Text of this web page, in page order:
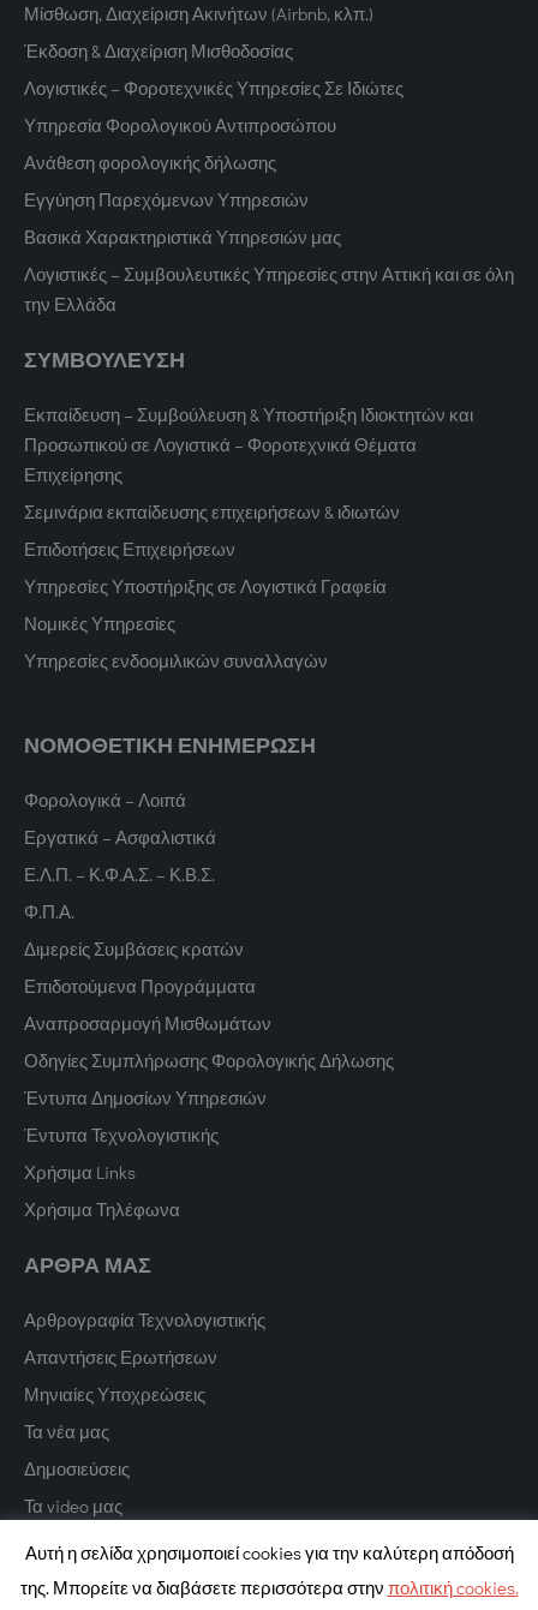
Μίσθωση, Διαχείριση Ακινήτων (Airbnb, κλπ.)
Έκδοση & Διαχείριση Μισθοδοσίας
Λογιστικές – Φοροτεχνικές Υπηρεσίες Σε Ιδιώτες
Υπηρεσία Φορολογικού Αντιπροσώπου
Ανάθεση φορολογικής δήλωσης
Εγγύηση Παρεχόμενων Υπηρεσιών
Βασικά Χαρακτηριστικά Υπηρεσιών μας
Λογιστικές – Συμβουλευτικές Υπηρεσίες στην Αττική και σε όλη
την Ελλάδα
ΣΥΜΒΟΥΛΕΥΣΗ
Εκπαίδευση – Συμβούλευση & Υποστήριξη Ιδιοκτητών και
Προσωπικού σε Λογιστικά – Φοροτεχνικά Θέματα
Επιχείρησης
Σεμινάρια εκπαίδευσης επιχειρήσεων & ιδιωτών
Επιδοτήσεις Επιχειρήσεων
Υπηρεσίες Υποστήριξης σε Λογιστικά Γραφεία
Νομικές Υπηρεσίες
Υπηρεσίες ενδοομιλικών συναλλαγών
ΝΟΜΟΘΕΤΙΚΗ ΕΝΗΜΕΡΩΣΗ
Φορολογικά – Λοιπά
Εργατικά – Ασφαλιστικά
Ε.Λ.Π. – Κ.Φ.Α.Σ. – Κ.Β.Σ.
Φ.Π.Α.
Διμερείς Συμβάσεις κρατών
Επιδοτούμενα Προγράμματα
Αναπροσαρμογή Μισθωμάτων
Οδηγίες Συμπλήρωσης Φορολογικής Δήλωσης
Έντυπα Δημοσίων Υπηρεσιών
Έντυπα Τεχνολογιστικής
Χρήσιμα Links
Χρήσιμα Τηλέφωνα
ΑΡΘΡΑ ΜΑΣ
Αρθρογραφία Τεχνολογιστικής
Απαντήσεις Ερωτήσεων
Μηνιαίες Υποχρεώσεις
Τα νέα μας
Δημοσιεύσεις
Τα video μας
Αυτή η σελίδα χρησιμοποιεί cookies για την καλύτερη απόδοσή
της. Μπορείτε να διαβάσετε περισσότερα στην πολιτική cookies.